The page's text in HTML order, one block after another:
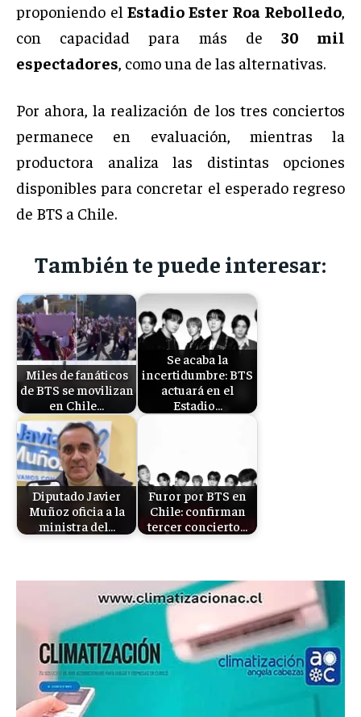
proponiendo elEstadio Ester Roa Rebolledo,
con capacidad para más de 30 mil
espectadores, como una de las alternativas.
Por ahora, la realización de los tres conciertos
permanece en evaluación, mientras la
productora analiza las distintas opciones
disponibles para concretar el esperado regreso
de BTS a Chile.
También te puede interesar:
Miles de fanáticos
de BTS se movilizan
en Chile…
Se acaba la
incertidumbre: BTS
actuará en el
Estadio…
Diputado Javier
Muñoz oficia a la
ministra del…
Furor por BTS en
Chile: confirman
tercer concierto…